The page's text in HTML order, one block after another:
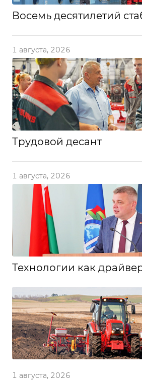
Восемь десятилетий
1 августа, 2026
Трудовой десант
1 августа, 2026
Технологии как
1 августа, 2026